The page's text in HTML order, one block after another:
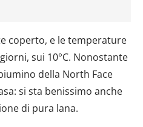
coperto, e le temperature
sui 10°C. Nonostante
della North Face
si sta benissimo anche
di pura lana.